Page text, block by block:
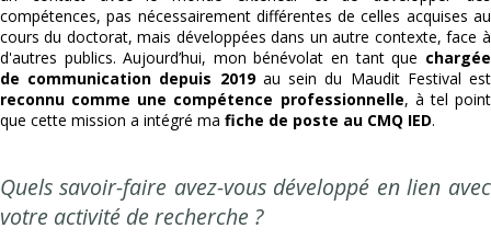
compétences, pas nécessairement différentes de celles acquises au
cours du doctorat, mais développées dans un autre contexte, face à
d'autres publics. Aujourd’hui, mon bénévolat en tant que chargée
de communication depuis 2019au sein du Maudit Festival est
reconnu comme une compétence professionnelle, à tel point
que cette mission a intégré ma fiche de poste au CMQ IED.
Quels savoir-faire avez-vous développé en lien avec
votre activité de recherche ?